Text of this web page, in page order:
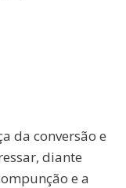
da conversão e
diante
e a